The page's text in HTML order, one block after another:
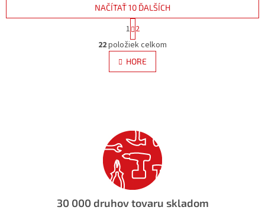
O
v
l
á
e
p
r
v
k
ý
NAČÍTAŤ 10 ĎALŠÍCH
S
t
r
á
n
k
e
1 2
22položiek celkom
HORE
30 000 druhov tovaru skladom